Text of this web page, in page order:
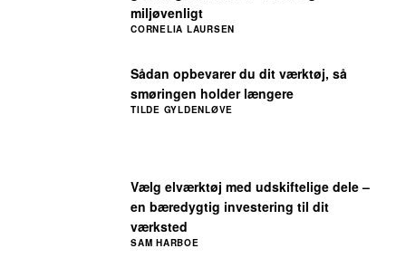
Vælg elværktøj med udskiftelige dele –
en bæredygtig investering til dit
værksted
SAM HARBOE
Sådan opbevarer du dit værktøj, så
smøringen holder længere
TILDE GYLDENLØVE
miljøvenligt
CORNELIA LAURSEN